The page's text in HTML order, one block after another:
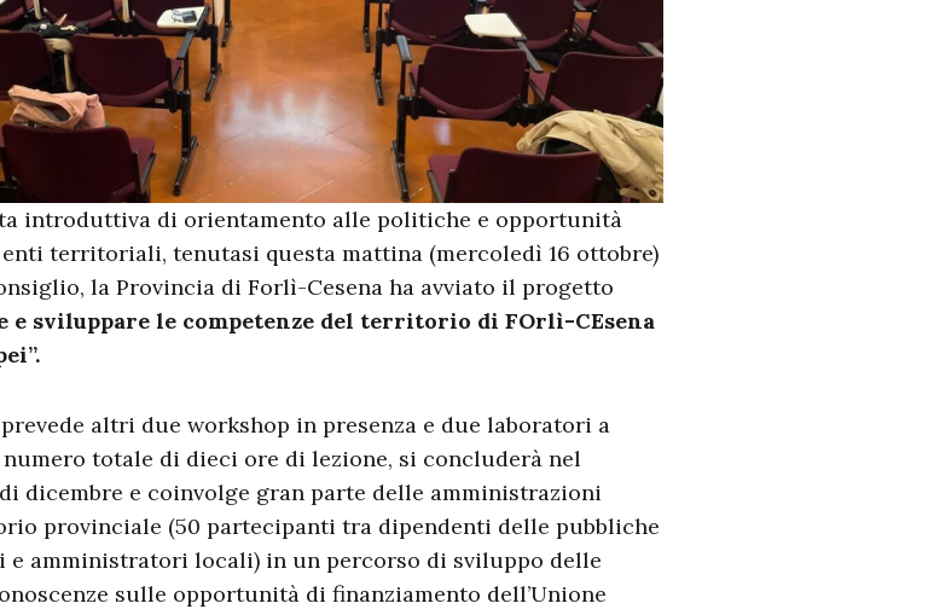
introduttiva di orientamento alle politiche e opportunità
territoriali, tenutasi questa mattina (mercoledì 16 ottobre)
la Provincia di Forlì-Cesena ha avviato il progetto
e sviluppare le competenze del territorio di FOrlì-CEsena
altri due workshop in presenza e due laboratori a
totale di dieci ore di lezione, si concluderà nel
dicembre e coinvolge gran parte delle amministrazioni
provinciale (50 partecipanti tra dipendenti delle pubbliche
e amministratori locali) in un percorso di sviluppo delle
sulle opportunità di finanziamento dell’Unione